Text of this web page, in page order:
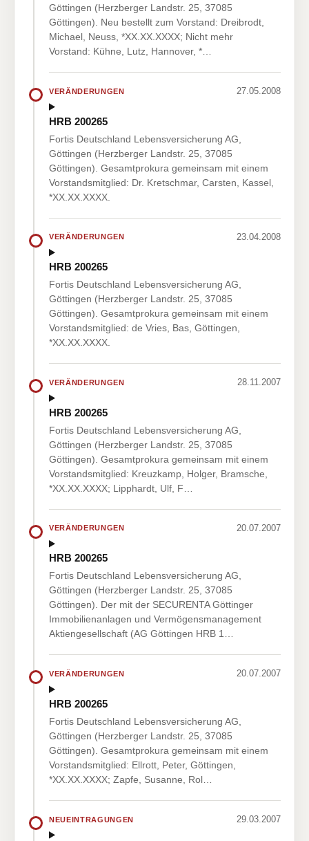
Göttingen (Herzberger Landstr. 25, 37085
Göttingen). Neu bestellt zum Vorstand: Dreibrodt,
Michael, Neuss, *XX.XX.XXXX; Nicht mehr
Vorstand: Kühne, Lutz, Hannover, *…
VERÄNDERUNGEN 27.05.2008
HRB 200265
Fortis Deutschland Lebensversicherung AG,
Göttingen (Herzberger Landstr. 25, 37085
Göttingen). Gesamtprokura gemeinsam mit einem
Vorstandsmitglied: Dr. Kretschmar, Carsten, Kassel,
*XX.XX.XXXX.
VERÄNDERUNGEN 23.04.2008
HRB 200265
Fortis Deutschland Lebensversicherung AG,
Göttingen (Herzberger Landstr. 25, 37085
Göttingen). Gesamtprokura gemeinsam mit einem
Vorstandsmitglied: de Vries, Bas, Göttingen,
*XX.XX.XXXX.
VERÄNDERUNGEN 28.11.2007
HRB 200265
Fortis Deutschland Lebensversicherung AG,
Göttingen (Herzberger Landstr. 25, 37085
Göttingen). Gesamtprokura gemeinsam mit einem
Vorstandsmitglied: Kreuzkamp, Holger, Bramsche,
*XX.XX.XXXX; Lipphardt, Ulf, F…
VERÄNDERUNGEN 20.07.2007
HRB 200265
Fortis Deutschland Lebensversicherung AG,
Göttingen (Herzberger Landstr. 25, 37085
Göttingen). Der mit der SECURENTA Göttinger
Immobilienanlagen und Vermögensmanagement
Aktiengesellschaft (AG Göttingen HRB 1…
VERÄNDERUNGEN 20.07.2007
HRB 200265
Fortis Deutschland Lebensversicherung AG,
Göttingen (Herzberger Landstr. 25, 37085
Göttingen). Gesamtprokura gemeinsam mit einem
Vorstandsmitglied: Ellrott, Peter, Göttingen,
*XX.XX.XXXX; Zapfe, Susanne, Rol…
NEUEINTRAGUNGEN 29.03.2007